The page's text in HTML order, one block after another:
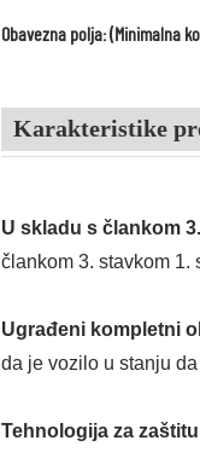
Obavezna polja: (Minimalna
Karakteristike
U skladu s člankom
člankom 3. stavkom 1.
Ugrađeni kompletni
da je vozilo u stanju
Tehnologija za